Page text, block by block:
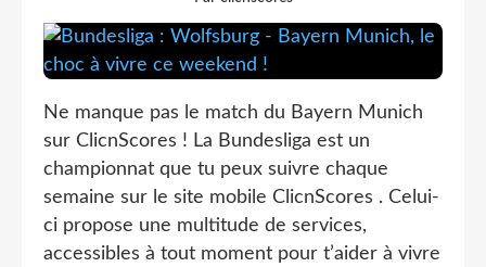
Ne manque pas le match du Bayern Munich
sur ClicnScores ! La Bundesliga est un
championnat que tu peux suivre chaque
semaine sur le site mobile ClicnScores . Celui-
ci propose une multitude de services,
accessibles à tout moment pour t’aider à vivre